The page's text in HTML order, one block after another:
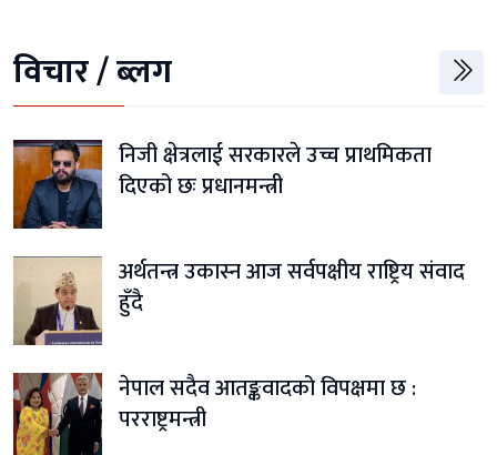
विचार / ब्लग
निजी क्षेत्रलाई सरकारले उच्च प्राथमिकता
दिएको छः प्रधानमन्त्री
अर्थतन्त्र उकास्न आज सर्वपक्षीय राष्ट्रिय संवाद
हुँदै
नेपाल सदैव आतङ्कवादको विपक्षमा छ :
परराष्ट्रमन्त्री